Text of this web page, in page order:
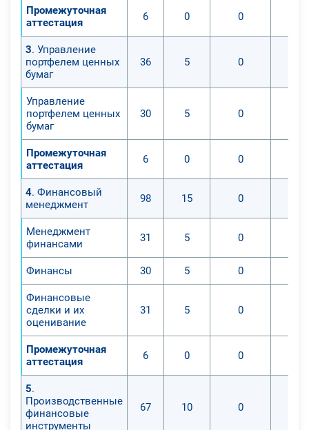
Промежуточная
аттестация
6 0 0
3. Управление
портфелем ценных
бумаг
36 5 0
Управление
портфелем ценных
бумаг
30 5 0
Промежуточная
аттестация
6 0 0
4. Финансовый
менеджмент
98 15 0
Менеджмент
финансами
31 5 0
Финансы 30 5 0
Финансовые
сделки и их
оценивание
31 5 0
Промежуточная
аттестация
6 0 0
5.
Производственные
финансовые
инструменты
67 10 0